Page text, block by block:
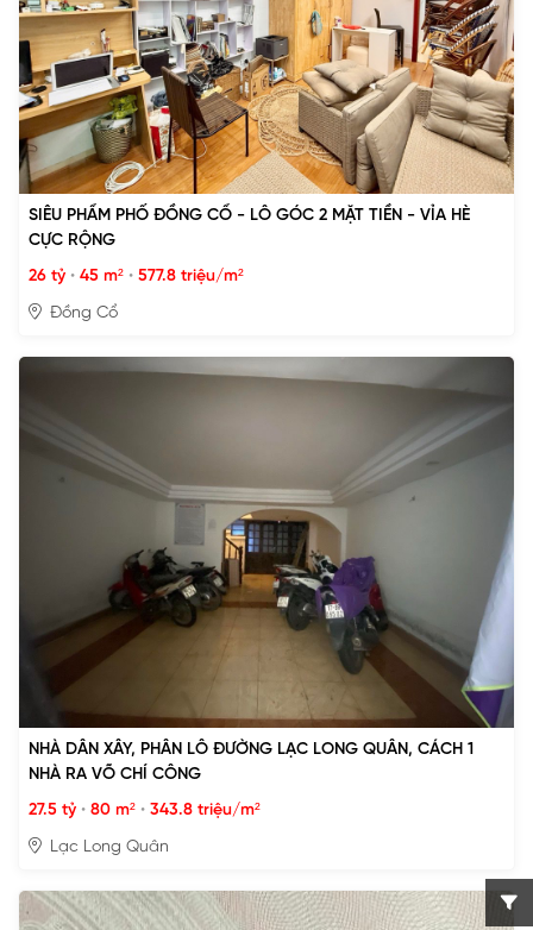
SIÊU PHẨM PHỐ ĐỒNG CỔ - LÔ GÓC 2 MẶT TIỀN - VỈA HÈ
CỰC RỘNG
26 tỷ • 45 m² • 577.8 triệu/m²
Đồng Cổ
NHÀ DÂN XÂY, PHÂN LÔ ĐƯỜNG LẠC LONG QUÂN, CÁCH 1
NHÀ RA VÕ CHÍ CÔNG
27.5 tỷ • 80 m² • 343.8 triệu/m²
Lạc Long Quân